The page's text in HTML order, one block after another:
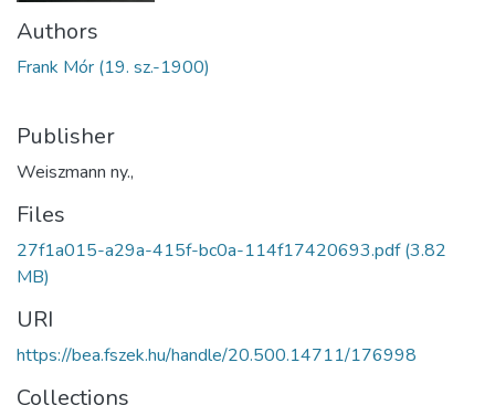
Authors
Frank Mór (19. sz.-1900)
Publisher
Weiszmann ny.,
Files
27f1a015-a29a-415f-bc0a-114f17420693.pdf(3.82
MB)
URI
https://bea.fszek.hu/handle/20.500.14711/176998
Collections